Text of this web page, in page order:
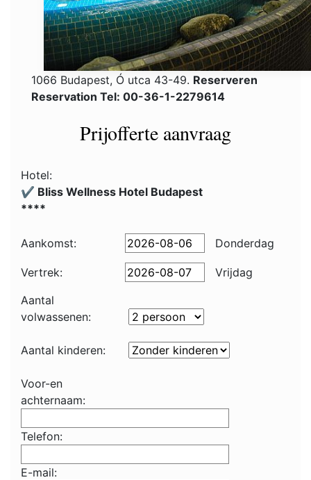
1066 Budapest, Ó utca 43-49. Reserveren
Reservation Tel: 00-36-1-2279614
Prijofferte aanvraag
Hotel:
✔️ Bliss Wellness Hotel Budapest
****
Aankomst: Donderdag
Vertrek:
Vrijdag
Aantal
volwassenen:
Aantal kinderen:
Voor-en
achternaam:
Telefon:
E-mail: